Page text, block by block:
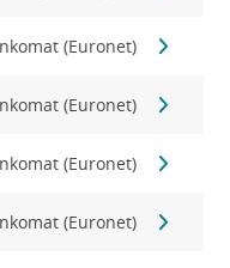
(Euronet)
(Euronet)
(Euronet)
(Euronet)